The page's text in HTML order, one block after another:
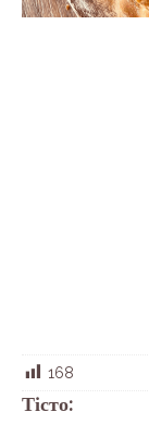
168
Тісто: